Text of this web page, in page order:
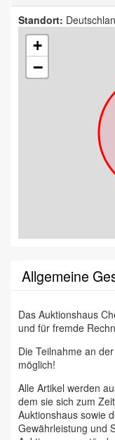
Standort:
+
−
Allgemeine
Das Auktionshaus
und für fremde
Die Teilnahme an
möglich!
Alle Artikel werden
dem sie sich zum
Auktionshaus sowie
Gewährleistung und